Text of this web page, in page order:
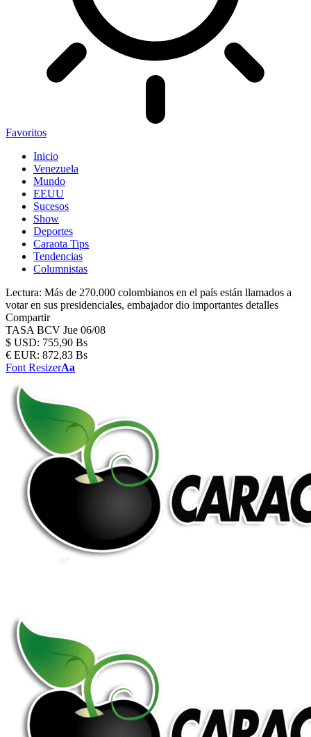
Favoritos
Inicio
Venezuela
Mundo
EEUU
Sucesos
Show
Deportes
Caraota Tips
Tendencias
Columnistas
Lectura: Más de 270.000 colombianos en el país están llamados a
votar en sus presidenciales, embajador dio importantes detalles
Compartir
TASA BCV Jue 06/08
$ USD: 755,90 Bs
€ EUR: 872,83 Bs
Font ResizerAa